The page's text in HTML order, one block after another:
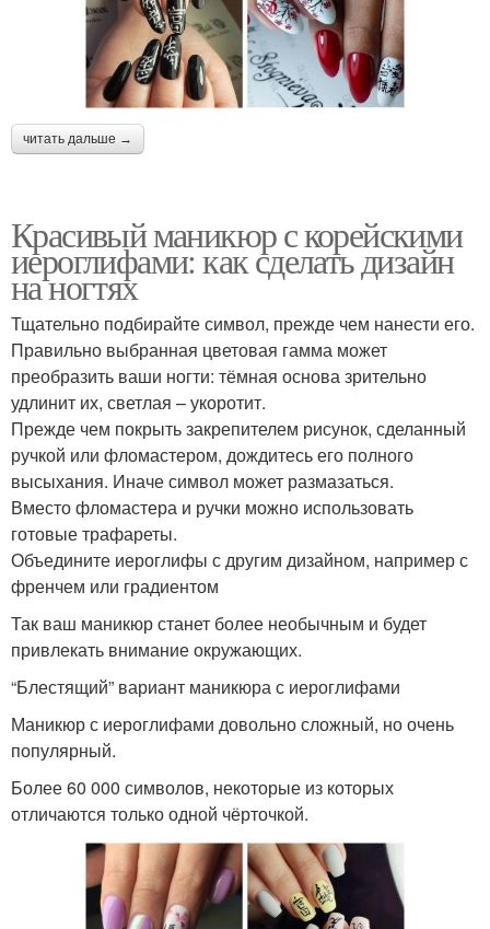
читать дальше →
Красивый маникюр с корейскими
иероглифами: как сделать дизайн
на ногтях
Тщательно подбирайте символ, прежде чем нанести его.
Правильно выбранная цветовая гамма может
преобразить ваши ногти: тёмная основа зрительно
удлинит их, светлая – укоротит.
Прежде чем покрыть закрепителем рисунок, сделанный
ручкой или фломастером, дождитесь его полного
высыхания. Иначе символ может размазаться.
Вместо фломастера и ручки можно использовать
готовые трафареты.
Объедините иероглифы с другим дизайном, например с
френчем или градиентом
Так ваш маникюр станет более необычным и будет
привлекать внимание окружающих.
“Блестящий” вариант маникюра с иероглифами
Маникюр с иероглифами довольно сложный, но очень
популярный.
Более 60 000 символов, некоторые из которых
отличаются только одной чёрточкой.